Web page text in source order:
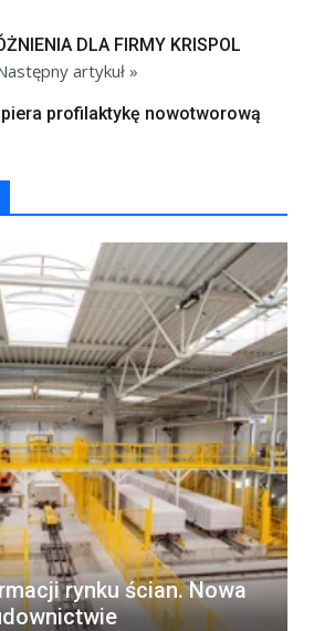
DLA FIRMY KRISPOL
artykuł »
profilaktykę nowotworową
rynku ścian. Nowa